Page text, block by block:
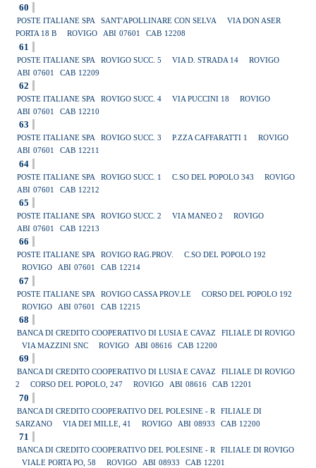
60
POSTE ITALIANE SPA SANT'APOLLINARE CON SELVA
VIA DON ASER
PORTA 18 B
ROVIGO ABI 07601 CAB 12208
61
POSTE ITALIANE SPA ROVIGO SUCC. 5 VIA D. STRADA 14
ROVIGO
ABI 07601 CAB 12209
62
POSTE ITALIANE SPA ROVIGO SUCC. 4 VIA PUCCINI 18
ROVIGO
ABI 07601 CAB 12210
63
POSTE ITALIANE SPA ROVIGO SUCC. 3 P.ZZA CAFFARATTI 1
ROVIGO
ABI 07601 CAB 12211
64
POSTE ITALIANE SPA ROVIGO SUCC. 1 C.SO DEL POPOLO 343
ROVIGO
ABI 07601 CAB 12212
65
POSTE ITALIANE SPA ROVIGO SUCC. 2 VIA MANEO 2
ROVIGO
ABI 07601 CAB 12213
66
POSTE ITALIANE SPA ROVIGO RAG.PROV.
C.SO DEL POPOLO 192
ROVIGO
ABI 07601 CAB 12214
67
POSTE ITALIANE SPA ROVIGO CASSA PROV.LE
CORSO DEL POPOLO 192
ROVIGO
ABI 07601 CAB 12215
68
BANCA DI CREDITO COOPERATIVO DI LUSIA E CAVAZ
FILIALE DI ROVIGO
VIA MAZZINI SNC
ROVIGO ABI 08616 CAB 12200
69
BANCA DI CREDITO COOPERATIVO DI LUSIA E CAVAZ
FILIALE DI ROVIGO
2
CORSO DEL POPOLO, 247 ROVIGO ABI 08616 CAB 12201
70
BANCA DI CREDITO COOPERATIVO DEL POLESINE - R
FILIALE DI
SARZANO
VIA DEI MILLE, 41 ROVIGO ABI 08933 CAB 12200
71
BANCA DI CREDITO COOPERATIVO DEL POLESINE - R
FILIALE DI ROVIGO
VIALE PORTA PO, 58
ROVIGO ABI 08933 CAB 12201